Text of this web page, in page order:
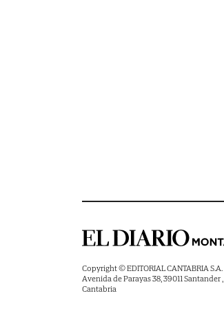
Copyright © EDITORIAL CANTABRIA S.A.
Avenida de Parayas 38, 39011 Santander ,
Cantabria